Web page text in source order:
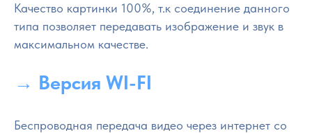
Качество картинки 100%, т.к соединение данного
типа позволяет передавать изображение и звук в
максимальном качестве.
→ Версия WI-FI
Беспроводная передача видео через интернет со